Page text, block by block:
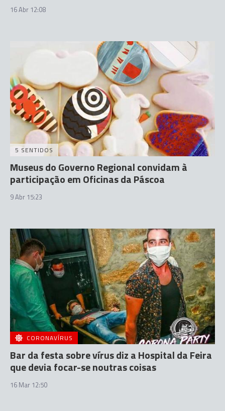
16 Abr 12:08
5 SENTIDOS
Museus do Governo Regional convidam à
participação em Oficinas da Páscoa
9 Abr 15:23
CORONAVÍRUS
Bar da festa sobre vírus diz a Hospital da Feira
que devia focar-se noutras coisas
16 Mar 12:50